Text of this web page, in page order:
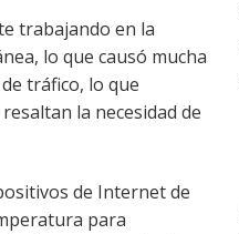
trabajando en la
lo que causó mucha
tráfico, lo que
la necesidad de
de Internet de
para